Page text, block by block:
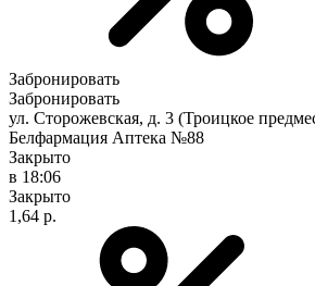
Забронировать
Забронировать
ул. Сторожевская, д. 3 (Троицкое
Белфармация Аптека №88
Закрыто
в 18:06
Закрыто
1,64 р.